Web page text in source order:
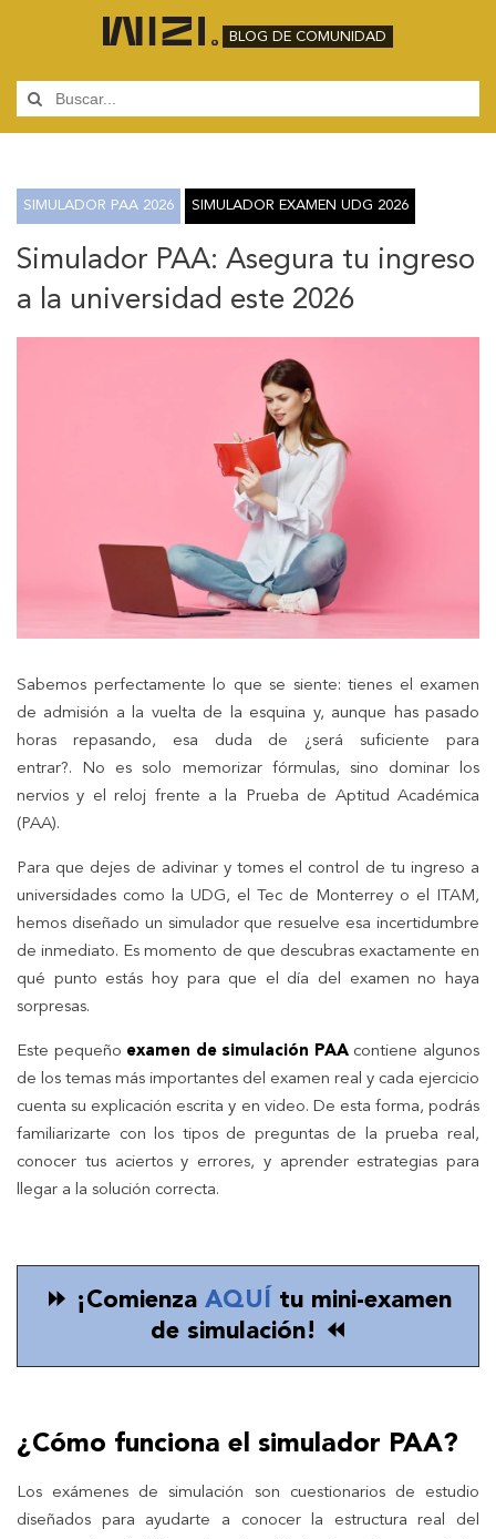
BLOG DE COMUNIDAD
SIMULADOR PAA 2026 SIMULADOR EXAMEN UDG 2026
Simulador PAA: Asegura tu ingreso
a la universidad este 2026
Sabemos perfectamente lo que se siente: tienes el examen
de admisión a la vuelta de la esquina y, aunque has pasado
horas repasando, esa duda de ¿será suficiente para
entrar?. No es solo memorizar fórmulas, sino dominar los
nervios y el reloj frente a la Prueba de Aptitud Académica
(PAA).
Para que dejes de adivinar y tomes el control de tu ingreso a
universidades como la UDG, el Tec de Monterrey o el ITAM,
hemos diseñado un simulador que resuelve esa incertidumbre
de inmediato. Es momento de que descubras exactamente en
qué punto estás hoy para que el día del examen no haya
sorpresas.
Este pequeño examen de simulación PAAcontiene algunos
de los temas más importantes del examen real y cada ejercicio
cuenta su explicación escrita y en video. De esta forma, podrás
familiarizarte con los tipos de preguntas de la prueba real,
conocer tus aciertos y errores, y aprender estrategias para
llegar a la solución correcta.
⏩ ¡Comienza AQUÍ
tu mini-examen
de simulación! ⏪
¿Cómo funciona el simulador PAA?
Los exámenes de simulación son cuestionarios de estudio
diseñados para ayudarte a conocer la estructura real del